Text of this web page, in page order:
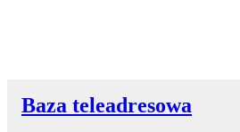
Baza teleadresowa